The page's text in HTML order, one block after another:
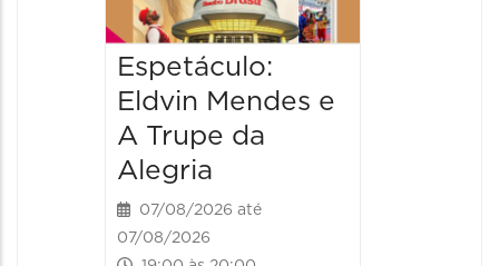
Espetáculo:
Eldvin Mendes e
A Trupe da
Alegria
07/08/2026 até
07/08/2026